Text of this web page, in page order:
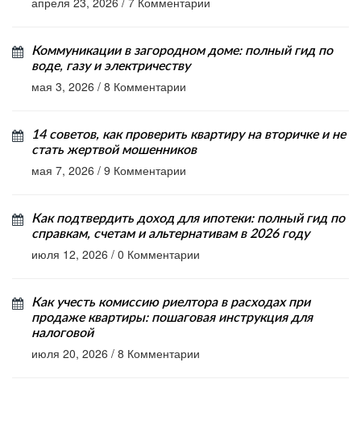
Коммуникации в загородном доме: полный гид по
воде, газу и электричеству
мая 3, 2026 / 8 Комментарии
14 советов, как проверить квартиру на вторичке и не
стать жертвой мошенников
мая 7, 2026 / 9 Комментарии
Как подтвердить доход для ипотеки: полный гид по
справкам, счетам и альтернативам в 2026 году
июля 12, 2026 / 0 Комментарии
Как учесть комиссию риелтора в расходах при
продаже квартиры: пошаговая инструкция для
налоговой
июля 20, 2026 / 8 Комментарии